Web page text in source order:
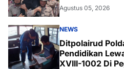
Agustus 05, 2026
NEWS
Ditpolairud
Pendidikan
XVIII-1002 Di